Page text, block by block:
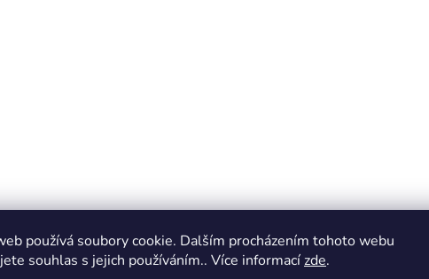
používá soubory cookie. Dalším procházením tohoto webu
souhlas s jejich používáním.. Více informacízde.